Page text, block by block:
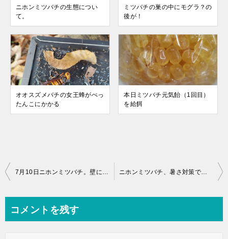
ニホンミツバチの生態につい
て。
ミツバチの巣の中にモグラ？の
後が！
オオスズメバチの女王蜂がぺっ
たんこにかかる
本日ミツバチ元気飴（1回目）
を給餌
7月10日ニホンミツバチ。壁にくっついて暑そう。 ニホンミツバチ、暑さ対策で継箱した、その後
コメントを残す